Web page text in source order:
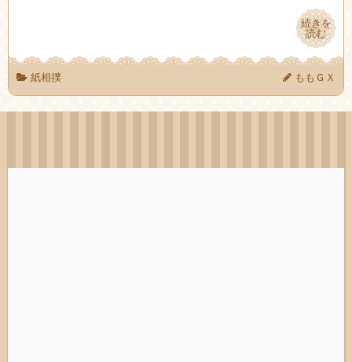
続きを
読む
続きを
読む
紙相撲 ももＧＸ